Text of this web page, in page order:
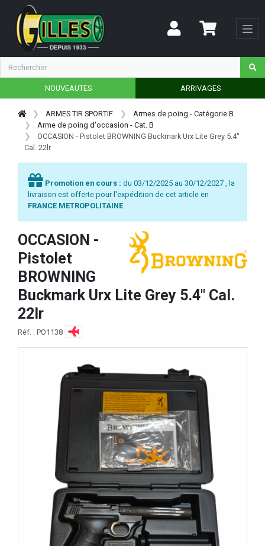
NOUVEAUTES ARRIVAGES
ARMES TIR SPORTIF
Armes de poing - Catégorie B
Arme de poing d'occasion - Cat. B
OCCASION - Pistolet BROWNING Buckmark Urx Lite Grey 5.4"
Cal. 22lr
Promotion en cours : du 03/12/2025 au 30/12/2027 , la
livraison est offerte pour l'expédition de cet article en
FRANCE METROPOLITAINE
OCCASION -
Pistolet
BROWNING
Buckmark Urx Lite Grey 5.4" Cal.
22lr
Réf. : PO1138